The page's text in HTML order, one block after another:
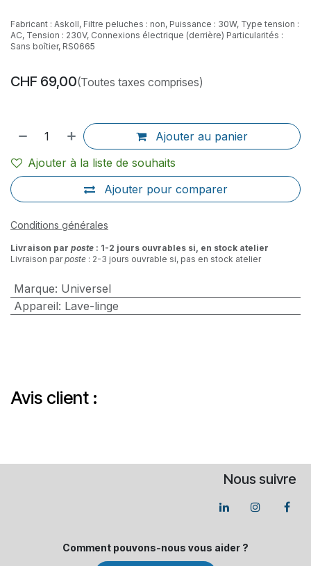
Fabricant : Askoll, Filtre peluches : non, Puissance : 30W, Type tension :
AC, Tension : 230V, Connexions électrique (derrière) Particularités :
Sans boîtier, RS0665
CHF 69,00(Toutes taxes comprises)
Ajouter au panier
Ajouter pour comparer
Ajouter à la liste de souhaits
Conditions générales
Livraison par poste : 1-2 jours ouvrables si, en stock atelier
Livraison parposte : 2-3 jours ouvrable si, pas en stock atelier
Marque: Universel
Appareil: Lave-linge
Avis client :
Nous suivre
Comment pouvons-​nous vous aider ?